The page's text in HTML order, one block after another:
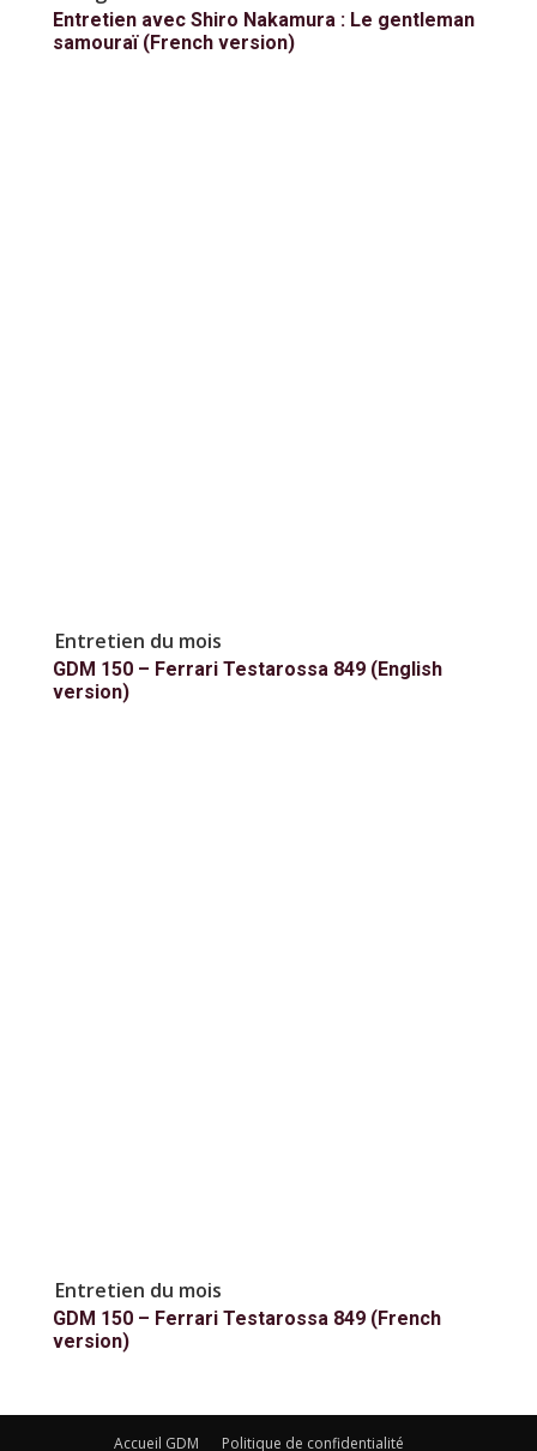
Entretien avec Shiro Nakamura : Le gentleman
samouraï (French version)
Entretien du mois
GDM 150 – Ferrari Testarossa 849 (English
version)
Entretien du mois
GDM 150 – Ferrari Testarossa 849 (French
version)
Accueil GDM Politique de confidentialité